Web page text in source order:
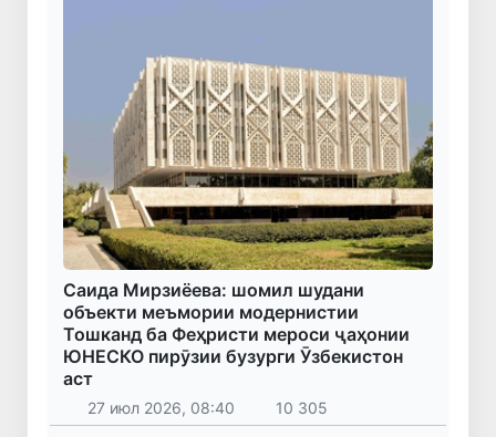
Саида Мирзиёева: шомил шудани
объекти меъмории модернистии
Тошканд ба Феҳристи мероси ҷаҳонии
ЮНЕСКО пирӯзии бузурги Ӯзбекистон
аст
27 июл 2026, 08:40 10 305